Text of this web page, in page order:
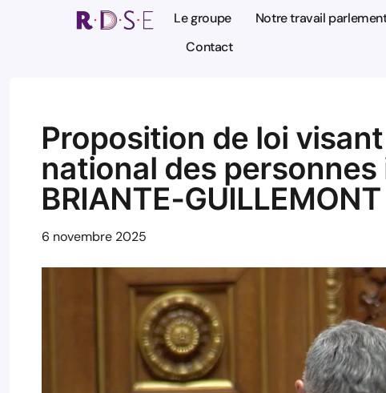
Le groupe Notre travail
Contact
Proposition de loi
national des personnes
BRIANTE-GUILLEMONT
6 novembre 2025
vidéo